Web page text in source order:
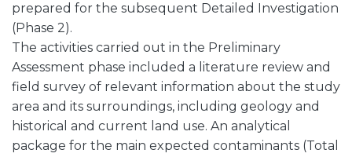
prepared for the subsequent Detailed Investigation
(Phase 2).
The activities carried out in the Preliminary
Assessment phase included a literature review and
field survey of relevant information about the study
area and its surroundings, including geology and
historical and current land use. An analytical
package for the main expected contaminants (Total